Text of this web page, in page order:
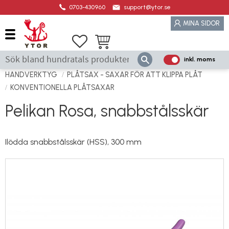
0703-430960 support@ytor.se
MINA SIDOR
Favoriter
Kundvagn
P
ri
r
inkl. moms
HANDVERKTYG
PLÅTSAX - SAXAR FÖR ATT KLIPPA PLÅT
KONVENTIONELLA PLÅTSAXAR
Pelikan Rosa, snabbstålsskär
Ilödda snabbstålsskär (HSS), 300 mm